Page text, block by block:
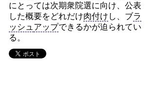
にとっては次期衆院選に向け、公表
した概要をどれだけ肉付け し、ブラ
ッシュアップできるかが迫られてい
る。